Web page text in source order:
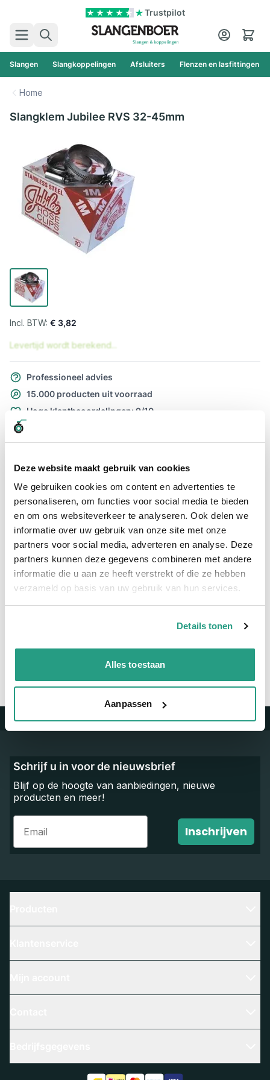
Deze website maakt gebruik van cookies
We gebruiken cookies om content en advertenties te
personaliseren, om functies voor social media te bieden
en om ons websiteverkeer te analyseren. Ook delen we
informatie over uw gebruik van onze site met onze
partners voor social media, adverteren en analyse. Deze
partners kunnen deze gegevens combineren met andere
informatie die u aan ze heeft verstrekt of die ze hebben
verzameld op basis van uw gebruik van hun services.
Details tonen
Alles toestaan
Aanpassen
Trustpilot
Zoek
Cart
Slangen Slangkoppelingen Afsluiters Flenzen en lasfittingen
Home
Slangklem Jubilee RVS 32-45mm
€ 3,82
Levertijd wordt berekend...
Professioneel advies
15.000 producten uit voorraad
Hoge klantbeoordelingen: 9/10
Meer informatie
Maatvoering koppeling 32 - 45mm
Materiaal RVS
We zijn beschikbaar van ma t/m vr van 08:00 tot 17:00 uur.
Trustpilot
Schrijf u in voor de nieuwsbrief
Blijf op de hoogte van aanbiedingen, nieuwe
producten en meer!
Email
Inschrijven